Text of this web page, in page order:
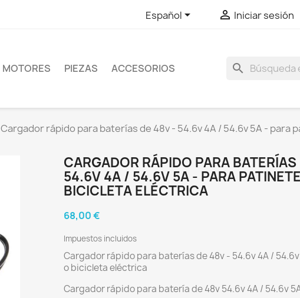
Español  Iniciar sesión
MOTORES PIEZAS ACCESORIOS search
Cargador rápido para baterías de 48v - 54.6v 4A / 54.6v 5A - para
CARGADOR RÁPIDO PARA
54.6V 4A / 54.6V 5A - PARA
BICICLETA ELÉCTRICA
68,00 €
Impuestos incluidos
Cargador rápido para baterías de 48v - 54.6v 4A /
o bicicleta eléctrica
Cargador rápido para batería de 48v 54.6v 4A / 54.6v